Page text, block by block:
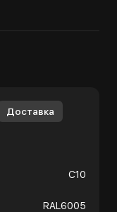
Доставка
С10
RAL6005